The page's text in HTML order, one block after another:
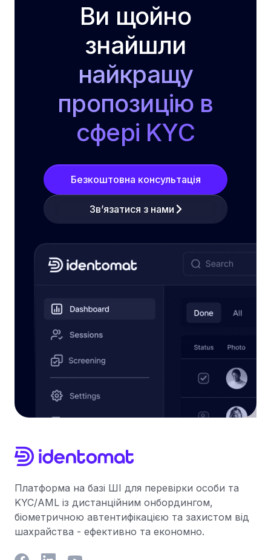
Ви щойно
знайшли
найкращу
пропозицію в
сфері KYC
Безкоштовна консультація
Зв’язатися з нами
Платформа на базі ШІ для перевірки особи та
KYC/AML із дистанційним онбордингом,
біометричною автентифікацією та захистом від
шахрайства - ефективно та економно.